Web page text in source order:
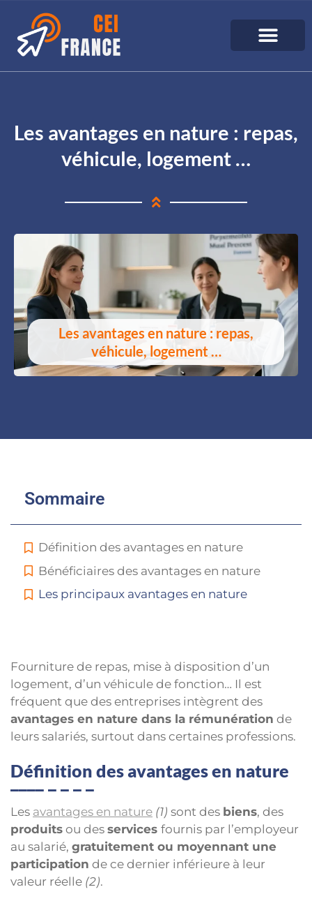
Les avantages en nature : repas,
véhicule, logement …
Les avantages en nature : repas,
véhicule, logement …
Sommaire
Définition des avantages en nature
Bénéficiaires des avantages en nature
Les principaux avantages en nature
Fourniture de repas, mise à disposition d’un
logement, d’un véhicule de fonction… Il est
fréquent que des entreprises intègrent des
avantages en nature dans la rémunération de
leurs salariés, surtout dans certaines professions.
Définition des avantages en nature
Les avantages en nature (1) sont des biens, des
produits ou des services fournis par l’employeur
au salarié, gratuitement ou moyennant une
participation de ce dernier inférieure à leur
valeur réelle (2).